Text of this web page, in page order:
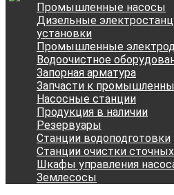
Промышленные насосы
Дизельные
установки
Промышленные
Водоочистное
Запорная арматура
Запчасти к
Насосные станции
Продукция в наличии
Резервуары
Станции водоподготовки
Станции очистки
Шкафы управления
Землесосы